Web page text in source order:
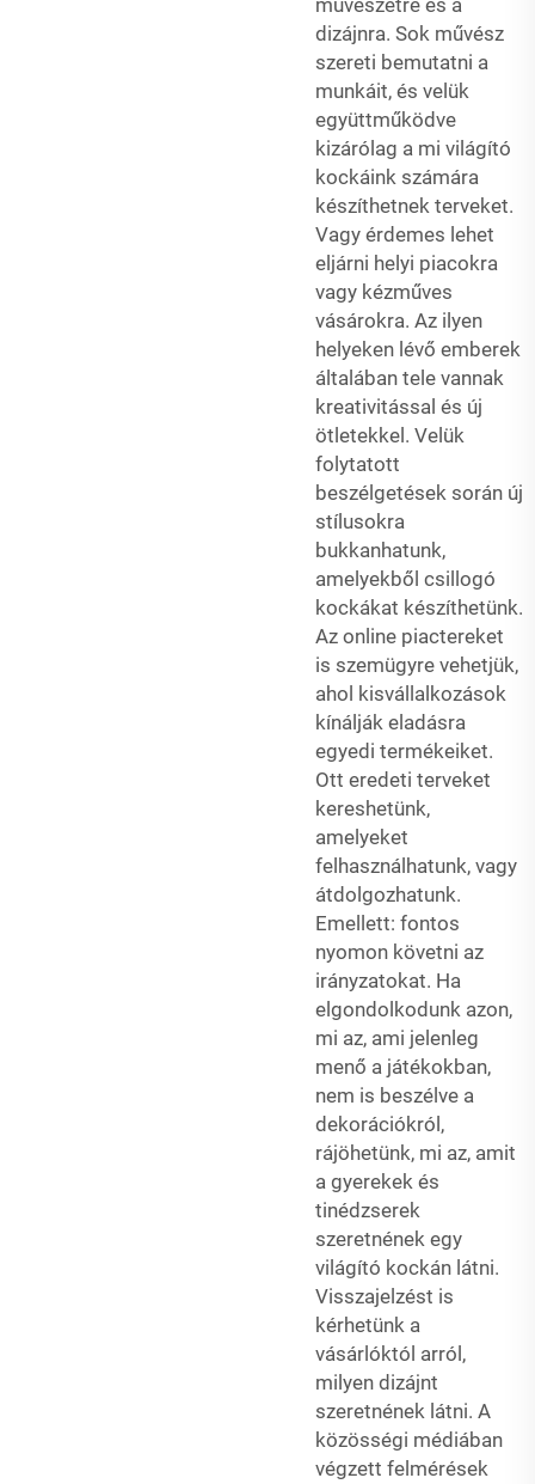
művészetre és a
dizájnra. Sok művész
szereti bemutatni a
munkáit, és velük
együttműködve
kizárólag a mi világító
kockáink számára
készíthetnek terveket.
Vagy érdemes lehet
eljárni helyi piacokra
vagy kézműves
vásárokra. Az ilyen
helyeken lévő emberek
általában tele vannak
kreativitással és új
ötletekkel. Velük
folytatott
beszélgetések során új
stílusokra
bukkanhatunk,
amelyekből csillogó
kockákat készíthetünk.
Az online piactereket
is szemügyre vehetjük,
ahol kisvállalkozások
kínálják eladásra
egyedi termékeiket.
Ott eredeti terveket
kereshetünk,
amelyeket
felhasználhatunk, vagy
átdolgozhatunk.
Emellett: fontos
nyomon követni az
irányzatokat. Ha
elgondolkodunk azon,
mi az, ami jelenleg
menő a játékokban,
nem is beszélve a
dekorációkról,
rájöhetünk, mi az, amit
a gyerekek és
tinédzserek
szeretnének egy
világító kockán látni.
Visszajelzést is
kérhetünk a
vásárlóktól arról,
milyen dizájnt
szeretnének látni. A
közösségi médiában
végzett felmérések